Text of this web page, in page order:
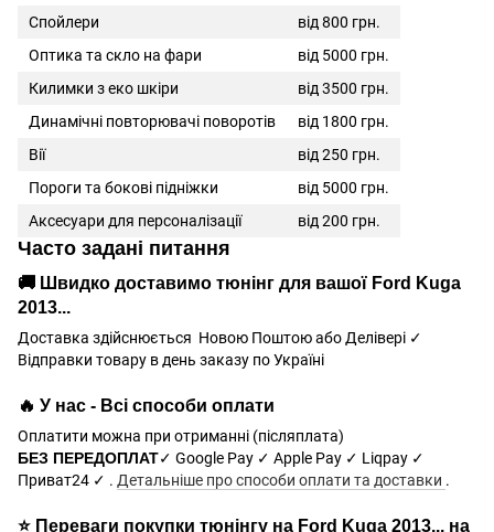
Спойлери
від 800 грн.
Оптика та скло на фари
від 5000 грн.
Килимки з еко шкіри
від 3500 грн.
Динамічні повторювачі поворотів
від 1800 грн.
Вії
від 250 грн.
Пороги та бокові підніжки
від 5000 грн.
Аксесуари для персоналізації
від 200 грн.
Часто задані питання
🚚 Швидко доставимо тюнінг для вашої Ford Kuga
2013...
Доставка здійснюється Новою Поштою або Делівері ✓
Відправки товару в день заказу по Україні
🔥 У нас - Всі способи оплати
Оплатити можна при отриманні (післяплата)
БЕЗ ПЕРЕДОПЛАТ✓ Google Pay ✓ Apple Pay ✓ Liqpay ✓
Приват24 ✓ . Детальніше про способи оплати та доставки .
⭐ Переваги покупки тюнінгу на Ford Kuga 2013... на